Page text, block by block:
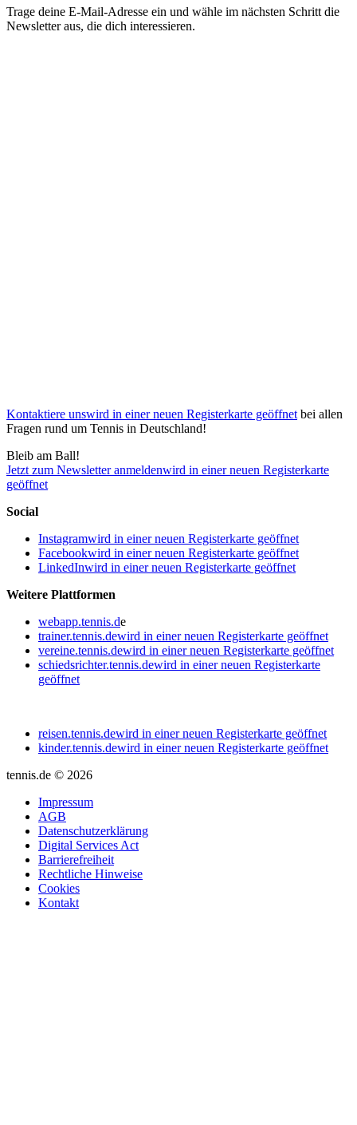
Trage deine E-Mail-Adresse ein und wähle im nächsten Schritt die
Newsletter aus, die dich interessieren.
Kontaktiere unswird in einer neuen Registerkarte geöffnet bei allen
Fragen rund um Tennis in Deutschland!
Bleib am Ball!
Jetzt zum Newsletter anmeldenwird in einer neuen Registerkarte
geöffnet
Social
Instagramwird in einer neuen Registerkarte geöffnet
Facebookwird in einer neuen Registerkarte geöffnet
LinkedInwird in einer neuen Registerkarte geöffnet
Weitere Plattformen
webapp.tennis.de
trainer.tennis.dewird in einer neuen Registerkarte geöffnet
vereine.tennis.dewird in einer neuen Registerkarte geöffnet
schiedsrichter.tennis.dewird in einer neuen Registerkarte
geöffnet
reisen.tennis.dewird in einer neuen Registerkarte geöffnet
kinder.tennis.dewird in einer neuen Registerkarte geöffnet
tennis.de © 2026
Impressum
AGB
Datenschutzerklärung
Digital Services Act
Barrierefreiheit
Rechtliche Hinweise
Cookies
Kontakt